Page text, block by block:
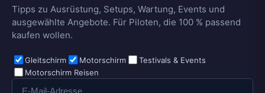
Tipps zu Ausrüstung, Setups, Wartung, Events und
ausgewählte Angebote. Für Piloten, die 100 % passend
kaufen wollen.
Gleitschirm Motorschirm
Testivals & Events
Motorschirm Reisen